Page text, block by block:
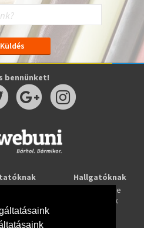
bennünket!
Stúdió
Hallgatóknak
Tanulj online
Képzések